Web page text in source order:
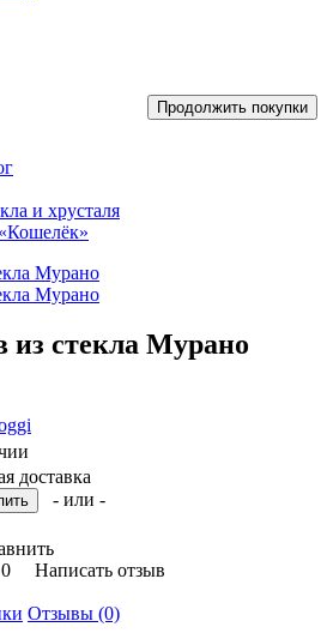
Продолжить покупки
и хрусталя
из стекла Мурано
доставка
- или -
Написать отзыв
Отзывы (0)